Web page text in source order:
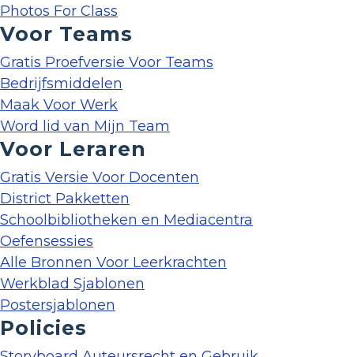
Photos For Class
Voor Teams
Gratis Proefversie Voor Teams
Bedrijfsmiddelen
Maak Voor Werk
Word lid van Mijn Team
Voor Leraren
Gratis Versie Voor Docenten
District Pakketten
Schoolbibliotheken en Mediacentra
Oefensessies
Alle Bronnen Voor Leerkrachten
Werkblad Sjablonen
Postersjablonen
Policies